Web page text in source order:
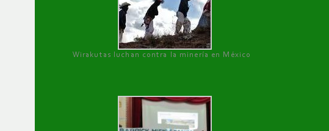
Wirakutas luchan contra la minería en México